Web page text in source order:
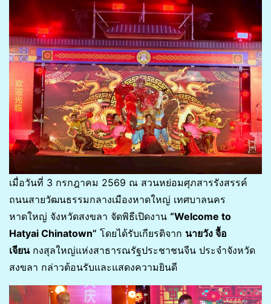
เมื่อวันที่ 3 กรกฎาคม 2569 ณ สวนหย่อมศุภสารรังสรรค์
ถนนสายวัฒนธรรมกลางเมืองหาดใหญ่ เทศบาลนคร
หาดใหญ่ จังหวัดสงขลา จัดพิธีเปิดงาน “Welcome to
Hatyai Chinatown” โดยได้รับเกียรติจาก นายวัง จื้อ
เจียนกงสุลใหญ่แห่งสาธารณรัฐประชาชนจีน ประจำจังหวัด
สงขลา กล่าวต้อนรับและแสดงความยินดี